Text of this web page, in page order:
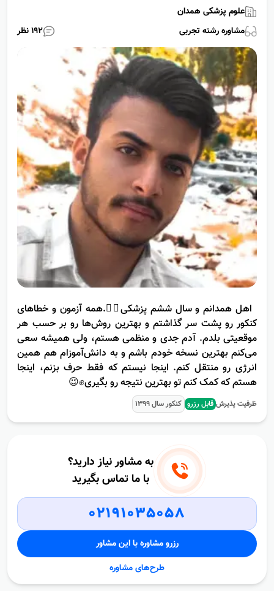
علوم پزشکی همدان
مشاوره رشتهتجربی 192نظر
اهل همدانم و سال ششم پزشکی‌🧑‍⚕️.همه آزمون و خطاهای
کنکور رو پشت سر گذاشتم و بهترین روش‌ها رو بر حسب هر
موقعیتی بلدم. آدم جدی و منظمی هستم، ولی همیشه سعی
می‌کنم بهترین نسخه خودم باشم و به دانش‌آموزام هم همین
انرژی رو منتقل کنم. اینجا نیستم که فقط حرف بزنم، اینجا
هستم که کمک کنم تو بهترین نتیجه رو بگیری✊😉
ظرفیت پذیرش قابل رزرو کنکور سال1399
به مشاور نیاز دارید؟
با ما تماس بگیرید
02191035058
رزرو مشاوره با این مشاور
طرح‌های مشاوره